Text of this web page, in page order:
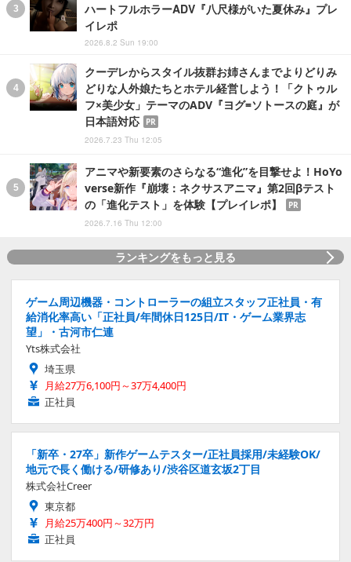
ハートフルホラーADV『八尺様がいた夏休み』プレ
イレポ
2026.8.2 Sun 19:00
クーデレからスタイル抜群お姉さんまでよりどりみ
どりな人外娘たちとホテル経営しよう！「クトゥル
フ×美少女」テーマのADV『ヨグ=ソトースの庭』が
日本語対応
PR
2026.7.23 Thu 12:05
アニマや新要素のさらなる“進化”を目撃せよ！HoYo
verse新作『崩壊：ネクサスアニマ』第2回βテスト
の「進化テスト」を体験【プレイレポ】
PR
2026.7.16 Thu 12:00
ランキングをもっと見る
ゲーム周辺機器・コントローラーの組立スタッフ正社員・有
給消化率高い「正社員/年間休日125日/IT・ゲーム業界志
望」・古河市仁連
Yts株式会社
埼玉県
月給27万6,100円～37万4,400円
正社員
「新卒・27卒」新作ゲームテスター/正社員採用/未経験OK/
地元で長く働ける/研修あり/渋谷区道玄坂2丁目
株式会社Creer
東京都
月給25万400円～32万円
正社員